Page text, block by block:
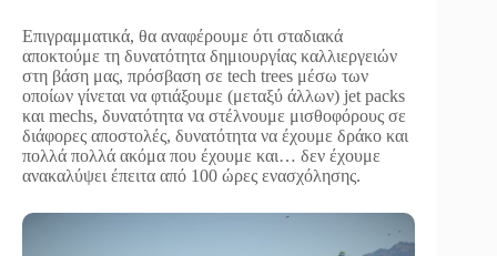
Επιγραμματικά, θα αναφέρουμε ότι σταδιακά
αποκτούμε τη δυνατότητα δημιουργίας καλλιεργειών
στη βάση μας, πρόσβαση σε tech trees μέσω των
οποίων γίνεται να φτιάξουμε (μεταξύ άλλων) jet packs
και mechs, δυνατότητα να στέλνουμε μισθοφόρους σε
διάφορες αποστολές, δυνατότητα να έχουμε δράκο και
πολλά πολλά ακόμα που έχουμε και… δεν έχουμε
ανακαλύψει έπειτα από 100 ώρες ενασχόλησης.